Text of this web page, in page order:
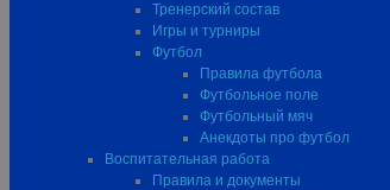
Тренерский состав
Игры и турниры
Футбол
Правила футбола
Футбольное поле
Футбольный мяч
Анекдоты про футбол
Воспитательная работа
Правила и документы